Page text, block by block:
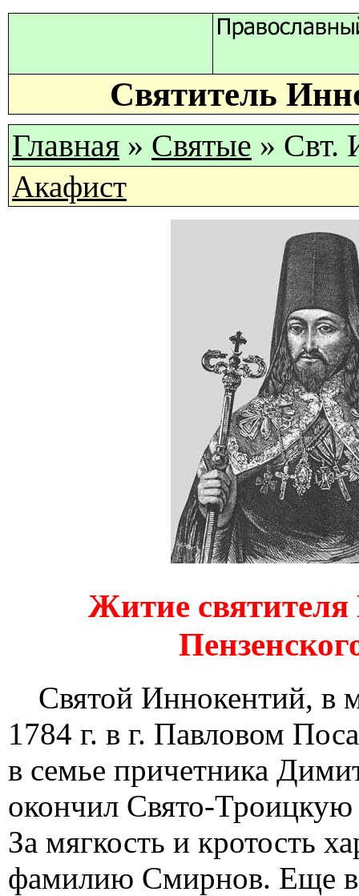
Святитель
Главная » Святые » Свт.
Акафист
Житие
Святой Иннокентий, в
1784 г. в г. Павловом
в семье причетника
окончил Свято-
За мягкость и кротость
фамилию Смирнов. Еще